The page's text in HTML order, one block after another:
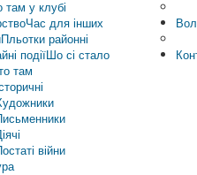
у клубі
Час для інших
Пльотки районні
подіїШо сі стало
там
війни